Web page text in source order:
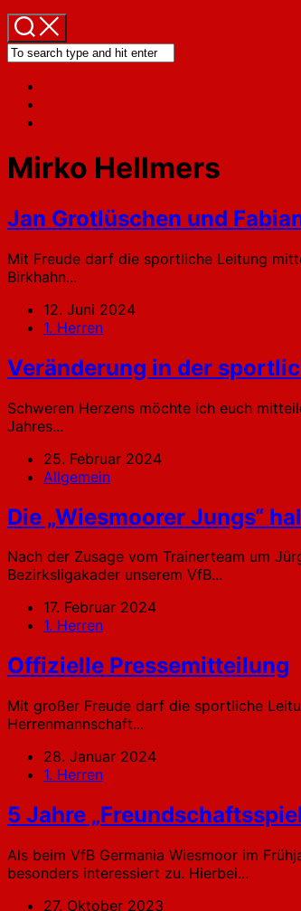
Mirko Hellmers
Jan Grotlüschen und
Mit Freude darf die sportliche Leitung
Birkhahn...
12. Juni 2024
1. Herren
Veränderung in der
Schweren Herzens möchte ich euch
Jahres...
25. Februar 2024
Allgemein
Die „Wiesmoorer Jungs“
Nach der Zusage vom Trainerteam um
Bezirksligakader unserem VfB...
17. Februar 2024
1. Herren
Offizielle Pressemitteilung
Mit großer Freude darf die sportliche
Herrenmannschaft...
28. Januar 2024
1. Herren
5 Jahre
Als beim VfB Germania Wiesmoor im
besonders interessiert zu. Hierbei...
27. Oktober 2023